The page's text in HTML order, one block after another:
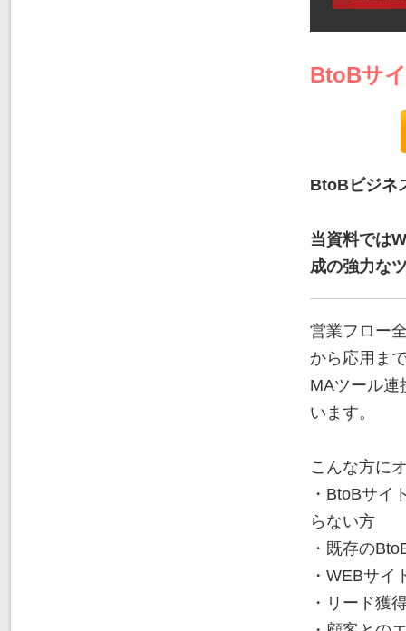
BtoBサ
BtoBビジネ
当資料では
成の強力な
営業フロー
から応用ま
MAツール連
います。
こんな方に
・BtoBサイ
らない方
・既存の
・WEBサイ
・リード獲